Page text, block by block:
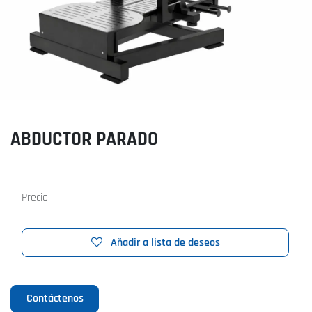
ABDUCTOR PARADO
Añadir a lista de deseos
Precio
Contáctenos